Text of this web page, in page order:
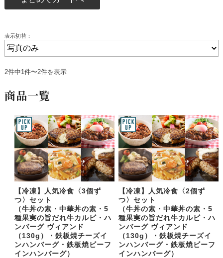
表示切替：
2件中1件〜2件を表示
商品一覧
【冷凍】人気冷食〈3個ず
つ〉セット
（牛丼の素・中華丼の素・5
種果実の旨だれ牛カルビ・ハ
ンバーグ ヴィアンド
（130g）・鉄板焼チーズイ
ンハンバーグ・鉄板焼ビーフ
インハンバーグ）
【冷凍】人気冷食〈2個ず
つ〉セット
（牛丼の素・中華丼の素・5
種果実の旨だれ牛カルビ・ハ
ンバーグ ヴィアンド
（130g）・鉄板焼チーズイ
ンハンバーグ・鉄板焼ビーフ
インハンバーグ）